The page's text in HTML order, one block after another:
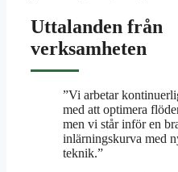
Uttalanden från
verksamheten
”Vi arbetar
med att optimera
men vi står inför en
inlärningskurva med
teknik.”